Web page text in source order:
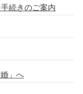
続きのご案内
」へ